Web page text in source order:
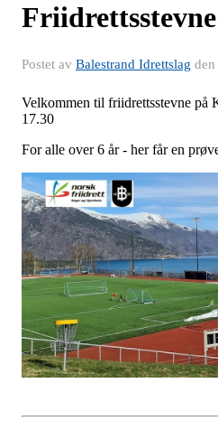
Postet av Balestrand Idrettslag den
Velkommen til friidrettsstevne på
17.30
For alle over 6 år - her får en